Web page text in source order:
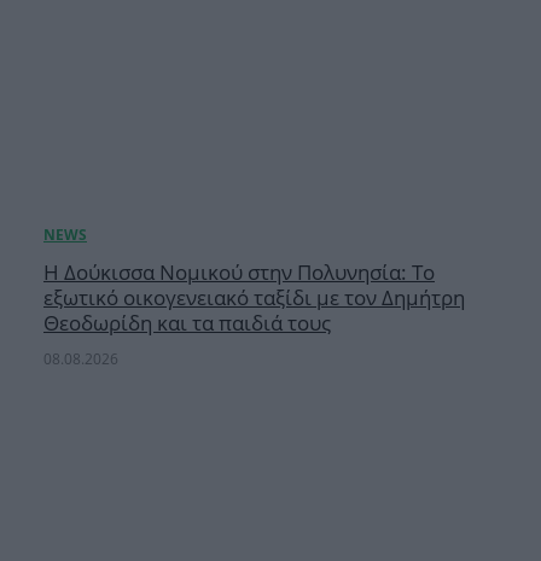
Η Δούκισσα Νομικού στην Πολυνησία: Το
εξωτικό οικογενειακό ταξίδι με τον Δημήτρη
Θεοδωρίδη και τα παιδιά τους
08.08.2026